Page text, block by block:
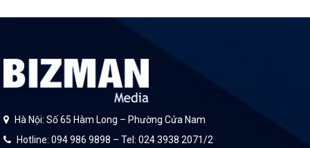
Hà Nội: Số 65 Hàm Long – Phường Cửa Nam
Hotline: 094 986 9898 – Tel: 024 3938 2071/2